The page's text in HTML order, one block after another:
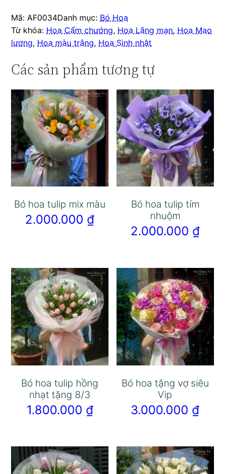
Mã: AF0034Danh mục: Bó Hoa
Từ khóa: Hoa Cẩm chướng, Hoa Lãng mạn, Hoa Mao
lương, Hoa màu trắng, Hoa Sinh nhật
Các sản phẩm tương tự
Bó hoa tulip mix màu
2.000.000 ₫
Bó hoa tulip tím
nhuộm
2.000.000 ₫
Bó hoa tulip hồng
nhạt tặng 8/3
1.800.000 ₫
Bó hoa tặng vợ siêu
Vip
3.000.000 ₫